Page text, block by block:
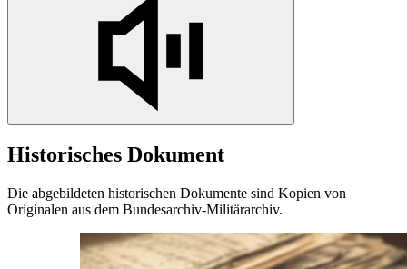
Historisches Dokument
Die abgebildeten historischen Dokumente sind Kopien von
Originalen aus dem Bundesarchiv-Militärarchiv.